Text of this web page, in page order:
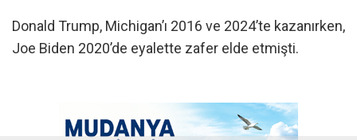
Donald Trump, Michigan’ı 2016 ve 2024’te kazanırken,
Joe Biden 2020’de eyalette zafer elde etmişti.